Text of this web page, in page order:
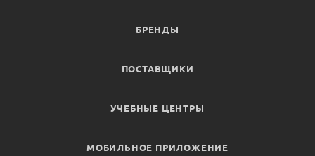
БРЕНДЫ
ПОСТАВЩИКИ
УЧЕБНЫЕ ЦЕНТРЫ
МОБИЛЬНОЕ ПРИЛОЖЕНИЕ